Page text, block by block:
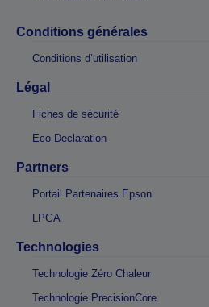
Conditions générales
Conditions d’utilisation
Légal
Fiches de sécurité
Eco Declaration
Partners
Portail Partenaires Epson
LPGA
Technologies
Technologie Zéro Chaleur
Technologie PrecisionCore